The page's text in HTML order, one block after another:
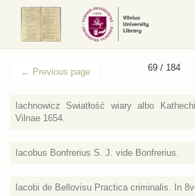
← Previous page 69 / 184
Iachnowicz Swiatłość wiary albo
Vilnae 1654.
Iacobus Bonfrerius S. J. vide Bonfrerius.
Iacobi de Bellovisu Practica criminalis. In